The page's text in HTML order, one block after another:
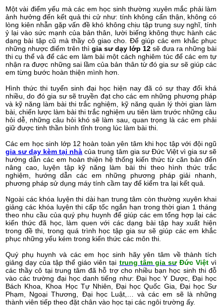
Một vài điểm yếu mà các em học sinh thường xuyên mắc phải làm
ảnh hưởng đến kết quả thi cử như: tính không cẩn thận, không có
lòng kiên nhẫn gặp vấn đề khó không chịu tập trung suy nghĩ, tính
ỷ lại vào sức mạnh của bản thân, lười biếng không thực hành các
dạng bài tập cũ mà thầy cô giao cho. Để giúp các em khắc phục
những nhược điểm trên thì gia sư dạy lớp 12 sẽ đưa ra những bài
thi cụ thể và để các em làm bài một cách nghiêm túc để các em tự
nhận ra được những sai lầm của bản thân từ đó gia sư sẽ giúp các
em từng bước hoàn thiện mình hơn.
Hình thức thi tuyển sinh đại học hiện nay đã có sự thay đổi khá
nhiều, do đó gia sư sẽ truyền đạt cho các em những phương pháp
và kỹ năng làm bài thi trắc nghiệm, kỹ năng quản lý thời gian làm
bài, chiến lược làm bài thi trắc nghiệm ưu tiên làm trước những câu
hỏi dễ, những câu hỏi khó sẽ làm sau, quan trọng là các em phải
giữ được tinh thần bình tĩnh trong lúc làm bài thi.
Các em học sinh lớp 12 hoàn toàn yên tâm khi học tập với đội ngũ
gia sư dạy kèm tại nhà của trung tâm gia sư Đức Việt vì gia sư sẽ
hướng dẫn các em hoàn thiện hệ thống kiến thức từ căn bản đến
nâng cao, luyện tập kỹ năng làm bài thi theo hình thức trắc
nghiệm, hướng dẫn các em những phương pháp giải nhanh,
phương pháp sử dụng máy tính cầm tay để kiểm tra lại kết quả.
Ngoài các khóa luyện thi dài hạn trung tâm còn thường xuyên khai
giảng các khóa luyện thi cấp tốc ngắn hạn trong thời gian 1 tháng
theo nhu cầu của quý phụ huynh để giúp các em tổng hợp lại các
kiến thức đã học, làm quen với các dạng bài tập hay xuất hiện
trong đề thi, trong quá trình học tập gia sư sẽ giúp các em khắc
phục những yếu kém trong kiến thức các môn thi.
Quý phụ huynh và các em học sinh hãy yên tâm về thành tích
giảng dạy của tập thể giáo viên tại trung tâm gia sưĐức Việtvì
các thầy cô tại trung tâm đã hỗ trợ cho nhiều bạn học sinh thi đỗ
vào các trường đại học danh tiếng như: Đại học Y Dược, Đại học
Bách Khoa, Khoa Học Tự Nhiên, Đại học Quốc Gia, Đại học Sư
Phạm, Ngoại Thương, Đại học Luật,… và các em sẽ là những
thành viên tiếp theo đặt chân vào học tại các ngôi trường ấy.